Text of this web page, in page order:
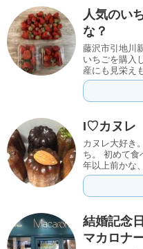
人気のい
な？
藤沢市引地川
いちごを購入
産にも見栄え
I♡カヌレ
カヌレ大好き
ち。 初めて食
年以上前かな
結婚記念
マカロナ